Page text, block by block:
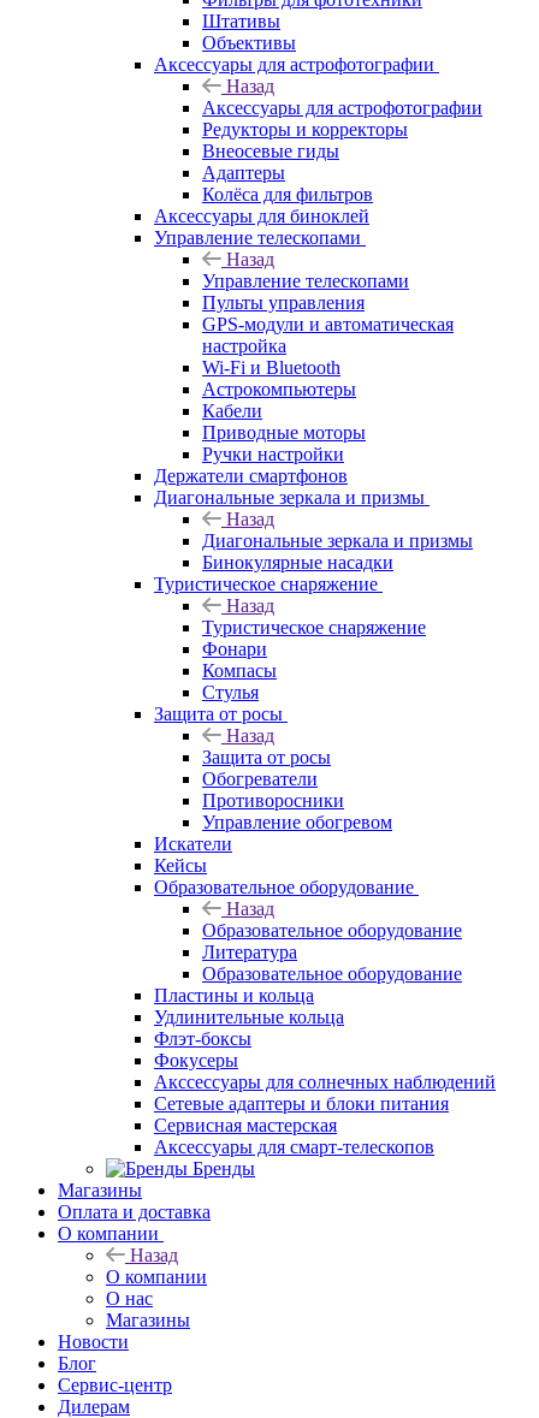
Штативы
Объективы
Аксессуары для астрофотографии
Назад
Аксессуары для астрофотографии
Редукторы и корректоры
Внеосевые гиды
Адаптеры
Колёса для фильтров
Аксессуары для биноклей
Управление телескопами
Назад
Управление телескопами
Пульты управления
GPS-модули и автоматическая
настройка
Wi-Fi и Bluetooth
Астрокомпьютеры
Кабели
Приводные моторы
Ручки настройки
Держатели смартфонов
Диагональные зеркала и призмы
Назад
Диагональные зеркала и призмы
Бинокулярные насадки
Туристическое снаряжение
Назад
Туристическое снаряжение
Фонари
Компасы
Стулья
Защита от росы
Назад
Защита от росы
Обогреватели
Противоросники
Управление обогревом
Искатели
Кейсы
Образовательное оборудование
Назад
Образовательное оборудование
Литература
Образовательное оборудование
Пластины и кольца
Удлинительные кольца
Флэт-боксы
Фокусеры
Акссессуары для солнечных наблюдений
Сетевые адаптеры и блоки питания
Сервисная мастерская
Аксессуары для смарт-телескопов
Бренды
Магазины
Оплата и доставка
О компании
Назад
О компании
О нас
Магазины
Новости
Блог
Сервис-центр
Дилерам